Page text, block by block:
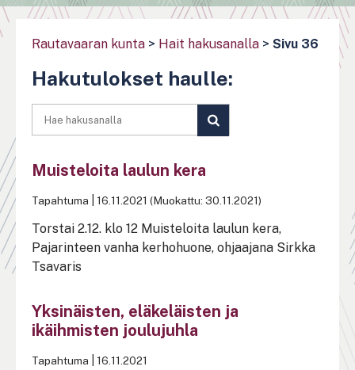
Rautavaaran kunta > Hait hakusanalla > Sivu 36
Hakutulokset haulle:
HAKU
Muisteloita laulun kera
Tapahtuma 16.11.2021 (Muokattu: 30.11.2021)
Torstai 2.12. klo 12 Muisteloita laulun kera,
Pajarinteen vanha kerhohuone, ohjaajana Sirkka
Tsavaris
Yksinäisten, eläkeläisten ja
ikäihmisten joulujuhla
Tapahtuma 16.11.2021